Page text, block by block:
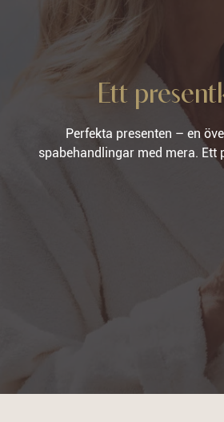
Ett
Perfekta presenten – en
spabehandlingar med mera.